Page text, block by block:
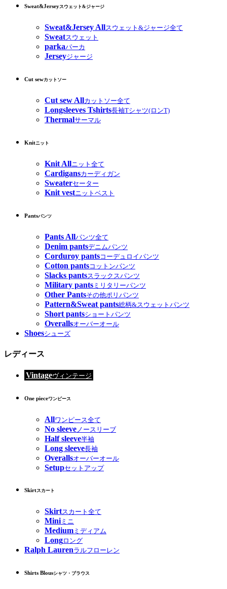
Sweat&Jerseyスウェット&ジャージ
Sweat&Jersey Allスウェット&ジャージ全て
Sweatスウェット
parkaパーカ
Jerseyジャージ
Cut sewカットソー
Cut sew Allカットソー全て
Longsleeves Tshirts長袖Tシャツ(ロンT)
Thermalサーマル
Knitニット
Knit Allニット全て
Cardigansカーディガン
Sweaterセーター
Knit vestニットベスト
Pantsパンツ
Pants Allパンツ全て
Denim pantsデニムパンツ
Corduroy pantsコーデュロイパンツ
Cotton pantsコットンパンツ
Slacks pantsスラックスパンツ
Military pants ミリタリーパンツ
Other Pantsその他ポリパンツ
Pattern&Sweat pants総柄&スウェットパンツ
Short pantsショートパンツ
Overallsオーバーオール
Shoesシューズ
レディース
Vintageヴィンテージ
One pieceワンピース
Allワンピース全て
No sleeve ノースリーブ
Half sleeve半袖
Long sleeve長袖
Overallsオーバーオール
Setupセットアップ
Skirtスカート
Skirtスカート全て
Miniミニ
Medium ミディアム
Longロング
Ralph Laurenラルフローレン
Shirts Blousシャツ・ブラウス